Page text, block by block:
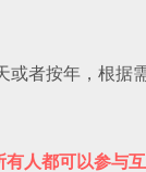
或者按年，根据
有人都可以参与